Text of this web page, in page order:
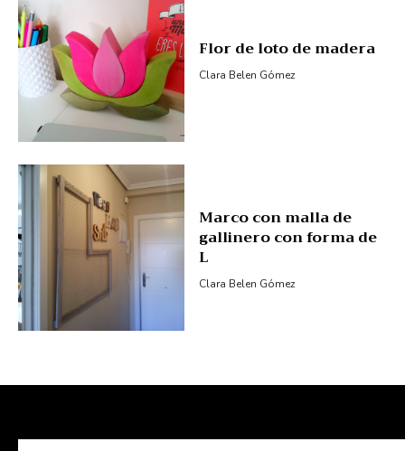
Flor de loto de madera
Clara Belen Gómez
Marco con malla de
gallinero con forma de
L
Clara Belen Gómez